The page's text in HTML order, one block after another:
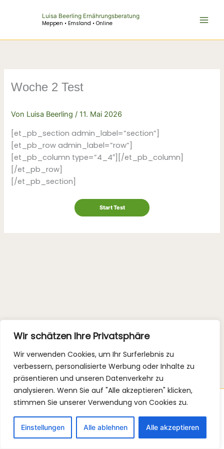
Wir schätzen Ihre Privatsphäre
Wir verwenden Cookies, um Ihr Surferlebnis zu
verbessern, personalisierte Werbung oder Inhalte zu
präsentieren und unseren Datenverkehr zu
analysieren. Wenn Sie auf "Alle akzeptieren" klicken,
stimmen Sie unserer Verwendung von Cookies zu.
Einstellungen Alle ablehnen Alle akzeptieren
Luisa Beerling Ernährungsberatung
Meppen • Emsland • Online
Woche 2 Test
Von Luisa Beerling/11. Mai 2026
[et_pb_section admin_label=”section”]
[et_pb_row admin_label=”row”]
[et_pb_column type=”4_4″][/et_pb_column]
[/et_pb_row]
[/et_pb_section]
Copyright © 2026 Luisa Beerling Ernährungsberatung |
Impressum|Datenschutz